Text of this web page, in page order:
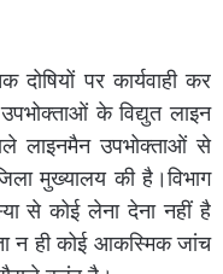
पर कार्यवाही कर
के विद्युत लाइन
लाइनमैन उपभोक्ताओं से
मुख्यालय की है।विभाग
से कोई लेना देना नहीं है
न ही कोई आकस्मिक जांच